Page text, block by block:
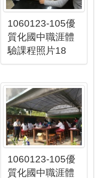
1060123-105優
質化國中職涯體
驗課程照片18
1060123-105優
質化國中職涯體